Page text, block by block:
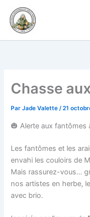
contenu
Chasse
ParJade Valette/21
🎃 Alerte aux fantômes
Les fantômes et les
envahi les couloirs de
Mais rassurez-vous…
nos artistes en herbe,
avec brio.